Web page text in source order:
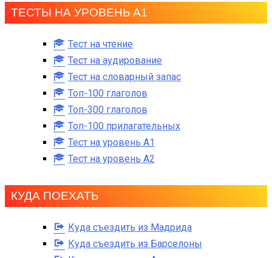
ТЕСТЫ НА УРОВЕНЬ А1
Тест на чтение
Тест на аудирование
Тест на словарный запас
Топ-100 глаголов
Топ-300 глаголов
Топ-100 прилагательных
Тест на уровень A1
Тест на уровень A2
КУДА ПОЕХАТЬ
Куда съездить из Мадрида
Куда съездить из Барселоны